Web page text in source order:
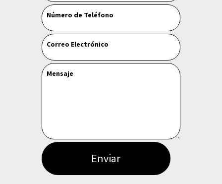
field
blank
Número de Teléfono
Correo Electrónico
Mensaje
Enviar